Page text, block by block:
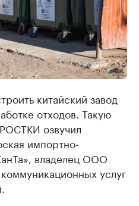
китайский завод
отходов. Такую
озвучил
импортно-
владелец ООО
услуг